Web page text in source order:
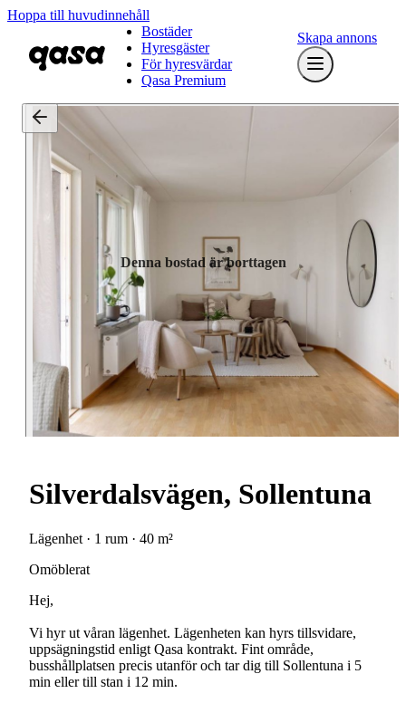
Hoppa till huvudinnehåll
Bostäder
Hyresgäster
För hyresvärdar
Qasa Premium
Skapa annons
Denna bostad är borttagen
Silverdalsvägen, Sollentuna
Lägenhet · 1 rum · 40 m²
Omöblerat
Hej,
Vi hyr ut våran lägenhet. Lägenheten kan hyrs tillsvidare,
uppsägningstid enligt Qasa kontrakt. Fint område,
busshållplatsen precis utanför och tar dig till Sollentuna i 5
min eller till stan i 12 min.